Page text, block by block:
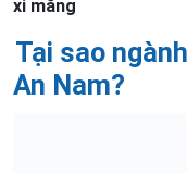
xi măng
Tại sao
An Nam?